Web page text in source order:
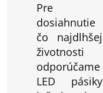
Pre
dosiahnutie
čo najdlhšej
životnosti
odporúčame
LED pásiky